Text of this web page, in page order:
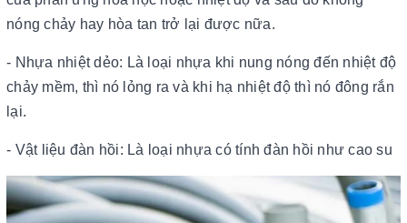
nóng chảy hay hòa tan trở lại được nữa.
- Nhựa nhiệt dẻo: Là loại nhựa khi nung nóng đến nhiệt độ
chảy mềm, thì nó lỏng ra và khi hạ nhiệt độ thì nó đông rắn
lại.
- Vật liệu đàn hồi: Là loại nhựa có tính đàn hồi như cao su